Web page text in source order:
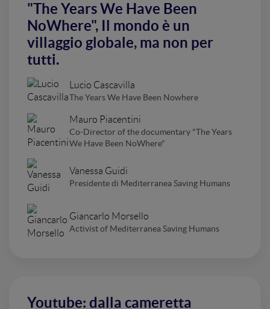
"The Years We Have Been
NoWhere", Il mondo è un
villaggio globale, ma non per
tutti.
Lucio Cascavilla
The Years We Have Been Nowhere
Mauro Piacentini
Co-Director of the documentary "The Years
We Have Been NoWhere"
Vanessa Guidi
Presidente di Mediterranea Saving Humans
Giancarlo Morsello
Activist of Mediterranea Saving Humans
Youtube: dalla cameretta